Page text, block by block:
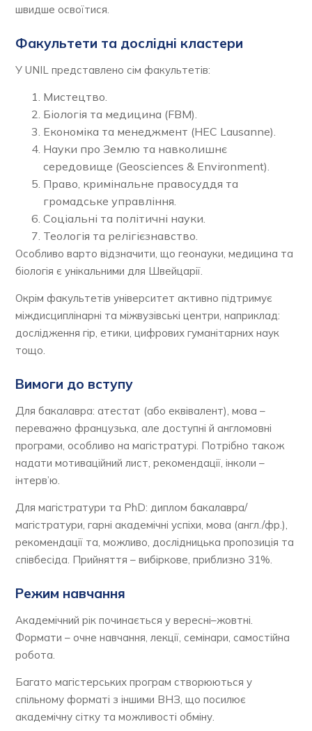
швидше освоїтися.
Факультети та дослідні кластери
У UNIL представлено сім факультетів:
Мистецтво.
Біологія та медицина (FBM).
Економіка та менеджмент (HEC Lausanne).
Науки про Землю та навколишнє
середовище (Geosciences & Environment).
Право, кримінальне правосуддя та
громадське управління.
Соціальні та політичні науки.
Теологія та релігієзнавство.
Особливо варто відзначити, що геонауки, медицина та
біологія є унікальними для Швейцарії.
Окрім факультетів університет активно підтримує
міждисциплінарні та міжвузівські центри, наприклад:
дослідження гір, етики, цифрових гуманітарних наук
тощо.
Вимоги до вступу
Для бакалавра: атестат (або еквівалент), мова –
переважно французька, але доступні й англомовні
програми, особливо на магістратурі. Потрібно також
надати мотиваційний лист, рекомендації, інколи –
інтерв’ю.
Для магістратури та PhD: диплом бакалавра/
магістратури, гарні академічні успіхи, мова (англ./фр.),
рекомендації та, можливо, дослідницька пропозиція та
співбесіда. Прийняття – вибіркове, приблизно 31%.
Режим навчання
Академічний рік починається у вересні–жовтні.
Формати – очне навчання, лекції, семінари, самостійна
робота.
Багато магістерських програм створюються у
спільному форматі з іншими ВНЗ, що посилює
академічну сітку та можливості обміну.